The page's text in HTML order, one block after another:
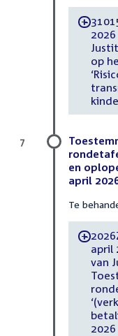
-
op
en
april
Te
-
april
van
2026
7